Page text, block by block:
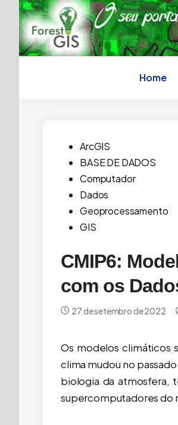
Skip
to
content
Home
PostedArcGIS
BASE DE DADOS
Computador
Dados
Geoprocessamento
GIS
CMIP6:
com os
27 de setembro de 2022
Os modelos climáticos
clima mudou no
biologia da atmosfera,
supercomputadores do
anúncios. Estamos trabalhando